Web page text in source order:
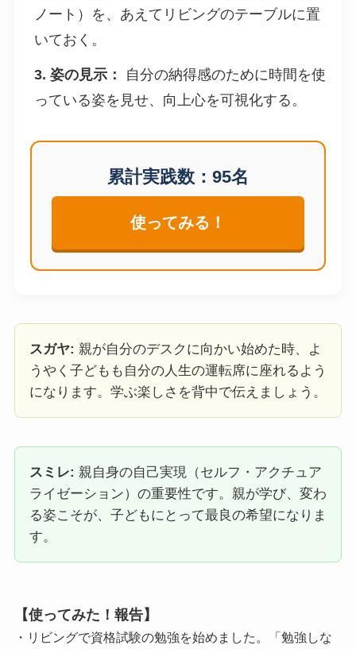
ノート）を、あえてリビングのテーブルに置
いておく。
3. 姿の見示：
自分の納得感のために時間を使
っている姿を見せ、向上心を可視化する。
累計実践数： 95名
使ってみる！
スガヤ: 親が自分のデスクに向かい始めた時、よ
うやく子どもも自分の人生の運転席に座れるよう
になります。学ぶ楽しさを背中で伝えましょう。
スミレ: 親自身の自己実現（セルフ・アクチュア
ライゼーション）の重要性です。親が学び、変わ
る姿こそが、子どもにとって最良の希望になりま
す。
【使ってみた！報告】
・リビングで資格試験の勉強を始めました。「勉強しな